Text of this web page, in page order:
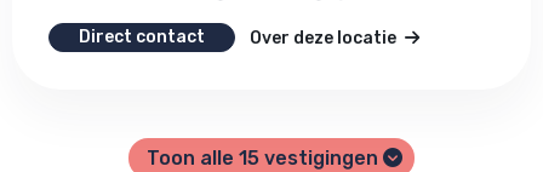
Direct contact Over deze locatie
Toon alle 15 vestigingen